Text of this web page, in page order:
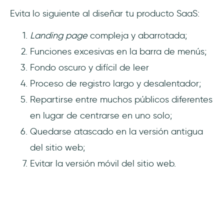
Evita lo siguiente al diseñar tu producto SaaS:
Landing pagecompleja y abarrotada;
Funciones excesivas en la barra de menús;
Fondo oscuro y difícil de leer
Proceso de registro largo y desalentador;
Repartirse entre muchos públicos diferentes
en lugar de centrarse en uno solo;
Quedarse atascado en la versión antigua
del sitio web;
Evitar la versión móvil del sitio web.